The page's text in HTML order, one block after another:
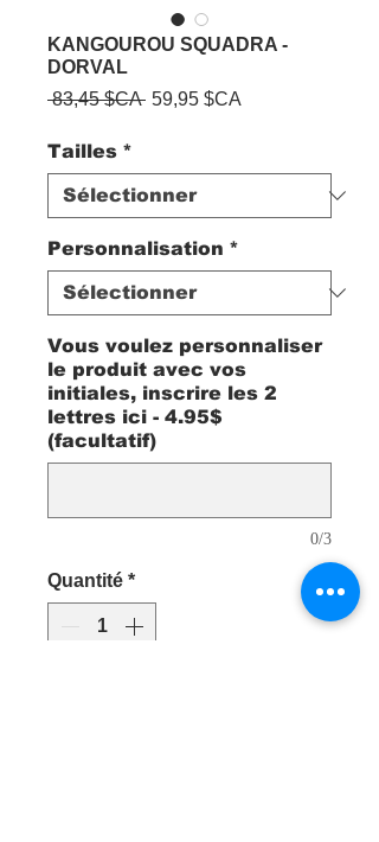
KANGOUROU SQUADRA -
DORVAL
83,45 $CA Prix
59,95 $CA
Tailles *
Personnalisation *
Vous voulez personnaliser
le produit avec vos
initiales, inscrire les 2
lettres ici - 4.95$
(facultatif)
0/3
Quantité *